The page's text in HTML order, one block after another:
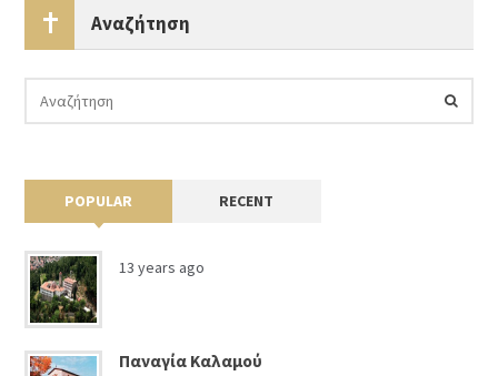
Αναζήτηση
POPULAR RECENT
13 years ago
Παναγία Καλαμού